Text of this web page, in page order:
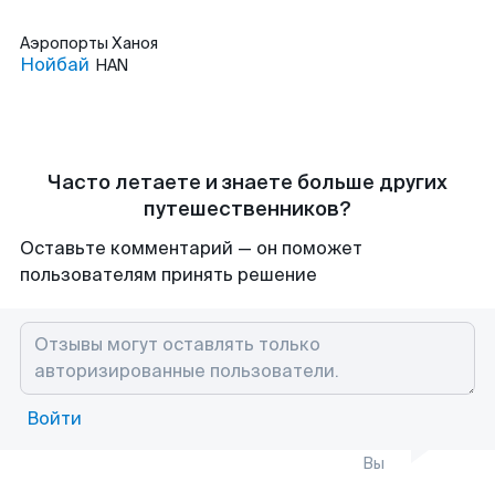
Аэропорты Ханоя
Нойбай HAN
Часто летаете и знаете больше других
путешественников?
Оставьте комментарий — он поможет
пользователям принять решение
Войти
Вы